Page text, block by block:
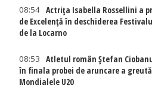
08:54 Actriţa Isabella Rossellini a
de Excelenţă în deschiderea
de la Locarno
08:53
Atletul român Ștefan
în finala probei de aruncare a
Mondialele U20